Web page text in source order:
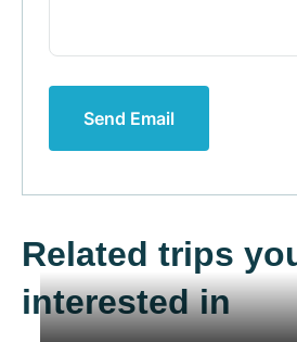
Send Email
Related trips
interested in